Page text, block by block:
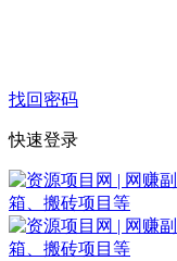
找回密码
快速登录